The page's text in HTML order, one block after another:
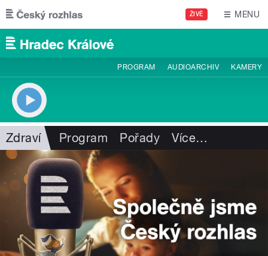
Přejít k hlavnímu obsahu
ŽIVĚ MENU
PROGRAM AUDIOARCHIV KAMERY
Zdraví Program Pořady Více…